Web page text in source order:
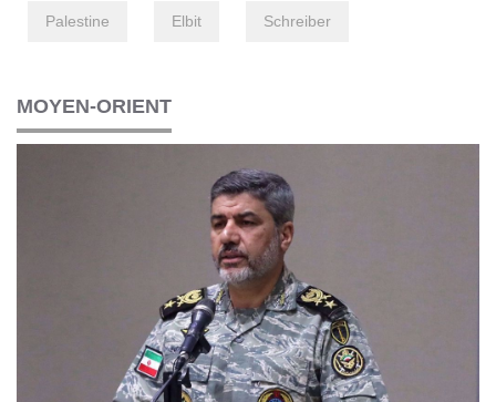
Palestine Elbit Schreiber
MOYEN-ORIENT